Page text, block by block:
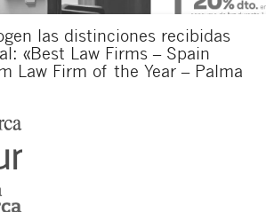
las distinciones recibidas
«Best Law Firms – Spain
Law Firm of the Year – Palma